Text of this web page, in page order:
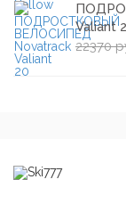
Valiant
22370